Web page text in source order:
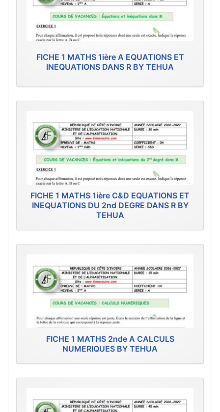
FICHE 1 MATHS 1ière A EQUATIONS ET
INEQUATIONS DANS R BY TEHUA
FICHE 1 MATHS 1ière C&D EQUATIONS ET
INEQUATIONS DU 2nd DEGRE DANS R BY
TEHUA
FICHE 1 MATHS 2nde A CALCULS
NUMERIQUES BY TEHUA